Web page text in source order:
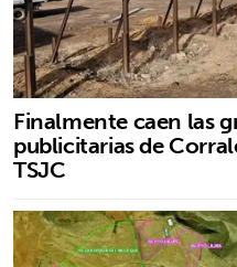
Finalmente caen las
publicitarias de
TSJC